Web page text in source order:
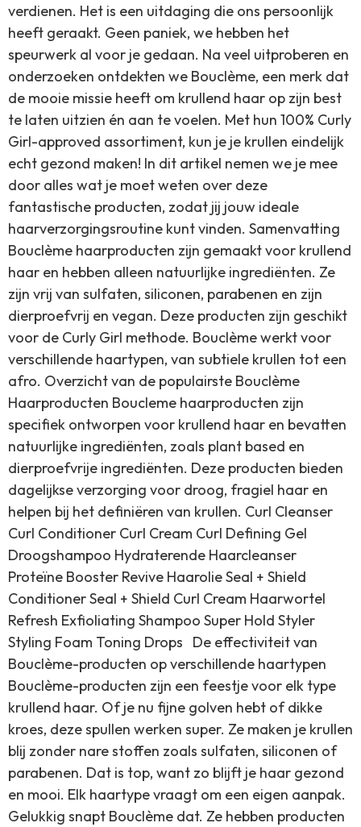
verdienen. Het is een uitdaging die ons persoonlijk
heeft geraakt. Geen paniek, we hebben het
speurwerk al voor je gedaan. Na veel uitproberen en
onderzoeken ontdekten we Bouclème, een merk dat
de mooie missie heeft om krullend haar op zijn best
te laten uitzien én aan te voelen. Met hun 100% Curly
Girl-approved assortiment, kun je je krullen eindelijk
echt gezond maken! In dit artikel nemen we je mee
door alles wat je moet weten over deze
fantastische producten, zodat jij jouw ideale
haarverzorgingsroutine kunt vinden. Samenvatting
Bouclème haarproducten zijn gemaakt voor krullend
haar en hebben alleen natuurlijke ingrediënten. Ze
zijn vrij van sulfaten, siliconen, parabenen en zijn
dierproefvrij en vegan. Deze producten zijn geschikt
voor de Curly Girl methode. Bouclème werkt voor
verschillende haartypen, van subtiele krullen tot een
afro. Overzicht van de populairste Bouclème
Haarproducten Boucleme haarproducten zijn
specifiek ontworpen voor krullend haar en bevatten
natuurlijke ingrediënten, zoals plant based en
dierproefvrije ingrediënten. Deze producten bieden
dagelijkse verzorging voor droog, fragiel haar en
helpen bij het definiëren van krullen. Curl Cleanser
Curl Conditioner Curl Cream Curl Defining Gel
Droogshampoo Hydraterende Haarcleanser
Proteïne Booster Revive Haarolie Seal + Shield
Conditioner Seal + Shield Curl Cream Haarwortel
Refresh Exfioliating Shampoo Super Hold Styler
Styling Foam Toning Drops De effectiviteit van
Bouclème-producten op verschillende haartypen
Bouclème-producten zijn een feestje voor elk type
krullend haar. Of je nu fijne golven hebt of dikke
kroes, deze spullen werken super. Ze maken je krullen
blij zonder nare stoffen zoals sulfaten, siliconen of
parabenen. Dat is top, want zo blijft je haar gezond
en mooi. Elk haartype vraagt om een eigen aanpak.
Gelukkig snapt Bouclème dat. Ze hebben producten